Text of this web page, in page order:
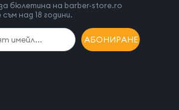
бюлетина на barber-store.ro
над 18 години.
АБОНИРАНЕ